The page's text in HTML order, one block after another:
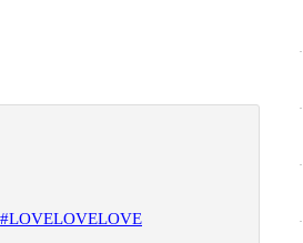
#LOVELOVELOVE